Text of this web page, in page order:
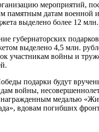
мероприятий,
памятным датам военной
выделено более 12
губернаторских
выделено 4,5 млн.
участникам войны и
подарки будут
войны,
награжденным медалью
вдовам погибших